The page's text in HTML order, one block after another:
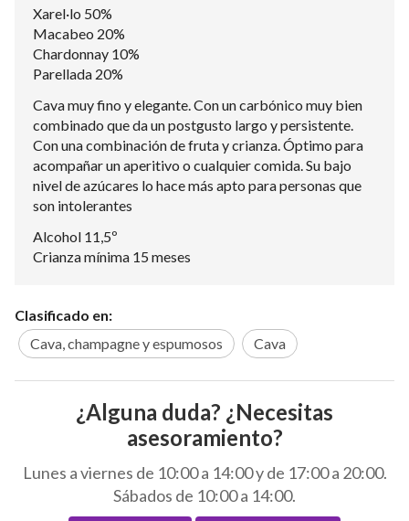
Xarel·lo 50%
Macabeo 20%
Chardonnay 10%
Parellada 20%
Cava muy fino y elegante. Con un carbónico muy bien
combinado que da un postgusto largo y persistente.
Con una combinación de fruta y crianza. Óptimo para
acompañar un aperitivo o cualquier comida. Su bajo
nivel de azúcares lo hace más apto para personas que
son intolerantes
Alcohol 11,5º
Crianza mínima 15 meses
Clasificado en:
Cava, champagne y espumosos
Cava
¿Alguna duda? ¿Necesitas
asesoramiento?
Lunes a viernes de 10:00 a 14:00 y de 17:00 a 20:00.
Sábados de 10:00 a 14:00.